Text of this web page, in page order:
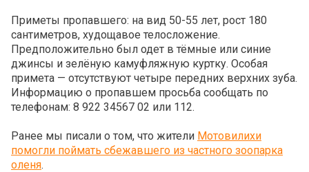
Приметы пропавшего: на вид 50-55 лет, рост 180
сантиметров, худощавое телосложение.
Предположительно был одет в тёмные или синие
джинсы и зелёную камуфляжную куртку. Особая
примета — отсутствуют четыре передних верхних зуба.
Информацию о пропавшем просьба сообщать по
телефонам: 8 922 34567 02 или 112.
Ранее мы писали о том, что жители Мотовилихи
помогли поймать сбежавшего из частного зоопарка
оленя.